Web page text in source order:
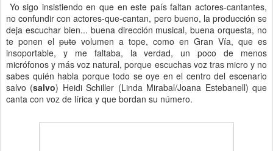
Yo sigo insistiendo en que en este país faltan actores-cantantes,
no confundir con actores-que-cantan, pero bueno, la producción se
deja escuchar bien... buena dirección musical, buena orquesta, no
te ponen el puto volumen a tope, como en Gran Vía, que es
insoportable, y me faltaba, la verdad, un poco de menos
micrófonos y más voz natural, porque escuchas voz tras micro y no
sabes quién habla porque todo se oye en el centro del escenario
salvo (salvo) Heidi Schiller (Linda Mirabal/Joana Estebanell) que
canta con voz de lírica y que bordan su número.